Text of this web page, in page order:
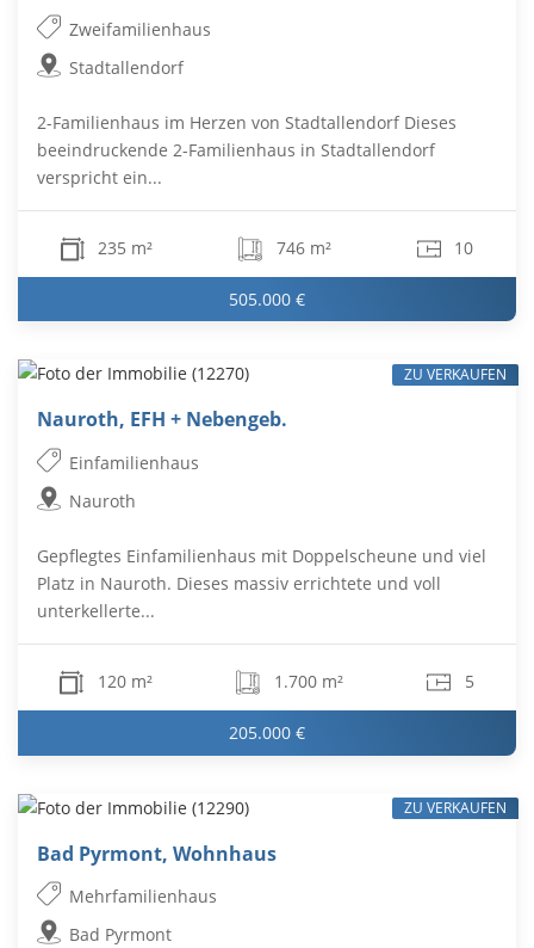
Zweifamilienhaus
Stadtallendorf
2-Familienhaus im Herzen von Stadtallendorf Dieses
beeindruckende 2-Familienhaus in Stadtallendorf
verspricht ein...
235 m² 746 m² 10
505.000 €
Nauroth, EFH + Nebengeb.
Einfamilienhaus
Nauroth
Gepflegtes Einfamilienhaus mit Doppelscheune und viel
Platz in Nauroth. Dieses massiv errichtete und voll
unterkellerte...
120 m² 1.700 m² 5
205.000 €
ZU VERKAUFEN
Bad Pyrmont, Wohnhaus
Mehrfamilienhaus
Bad Pyrmont
ZU VERKAUFEN